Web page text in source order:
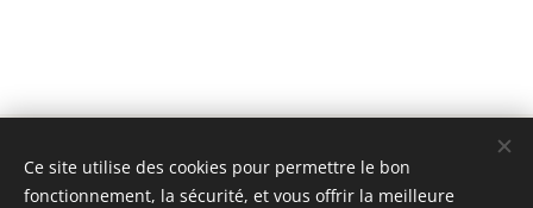
mini model rails
Ce site utilise des cookies pour permettre le bon
fonctionnement, la sécurité, et vous offrir la meilleure